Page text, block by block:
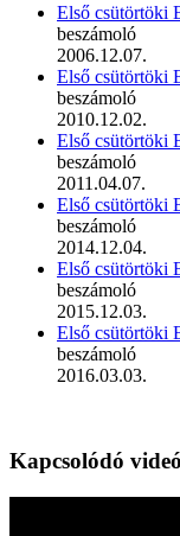
Első csütörtöki
beszámoló
2006.12.07.
Első csütörtöki
beszámoló
2010.12.02.
Első csütörtöki
beszámoló
2011.04.07.
Első csütörtöki
beszámoló
2014.12.04.
Első csütörtöki
beszámoló
2015.12.03.
Első csütörtöki
beszámoló
2016.03.03.
Kapcsolódó